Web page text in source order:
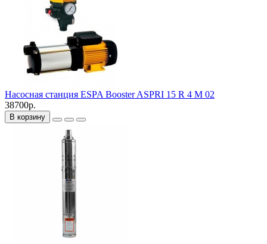
Насосная станция ESPA Booster ASPRI 15 R 4 M 02
38700р.
В корзину